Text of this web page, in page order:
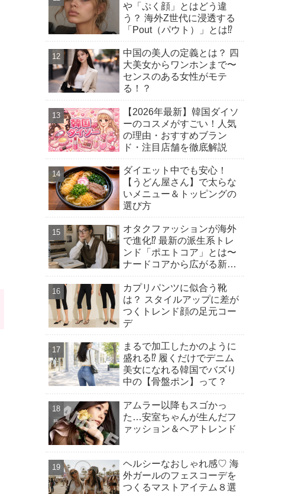
や「ぷく顔」とはどう違
う？ 海外Z世代に浸透する
「Pout（パウト）」とは⁉︎
中国の美人の定義とは？ 四
大美女からワンホンまで〜
センスのある女性がモテ
る！？
【2026年最新】韓国ダイソ
ーのコスメがすごい！人気
の理由・おすすめブラン
ド・注目店舗を徹底解説
ダイエット中でも安心！
【うどん屋さん】で太らな
いメニュー＆トッピングの
選び方
オタクファッションが海外
で進化⁉︎ 最新の派生系トレ
ンド「ポエトコア」とは〜
ナードコアから広がる新潮
カプリパンツに似合う靴
は？ スタイルアップに差が
つくトレンド顔の足元コー
デ
まるで加工したかのように
盛れる⁉︎ 履くだけでデニム
美女になれる韓国でバズり
中の【骨盤ポン】って？
アムラー以降もスゴかっ
た…安室ちゃんが生んだフ
ァッション＆ヘアトレンド
ヘルシーなおしゃれ感♡ 海
外ガールのフェスコーデを
つくるマストアイテム８選